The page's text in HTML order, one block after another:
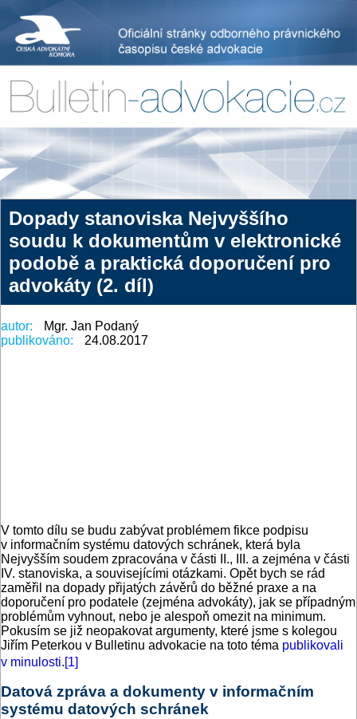
Dopady stanoviska Nejvyššího
soudu k dokumentům v elektronické
podobě a praktická doporučení pro
advokáty (2. díl)
autor:
Mgr. Jan Podaný
publikováno:
24.08.2017
V tomto dílu se budu zabývat problémem fikce podpisu
v informačním systému datových schránek, která byla
Nejvyšším soudem zpracována v části II., III. a zejména v části
IV. stanoviska, a souvisejícími otázkami. Opět bych se rád
zaměřil na dopady přijatých závěrů do běžné praxe a na
doporučení pro podatele (zejména advokáty), jak se případným
problémům vyhnout, nebo je alespoň omezit na minimum.
Pokusím se již neopakovat argumenty, které jsme s kolegou
Jiřím Peterkou v Bulletinu advokacie na toto téma publikovali
v minulosti.[1]
Datová zpráva a dokumenty v informačním
systému datových schránek